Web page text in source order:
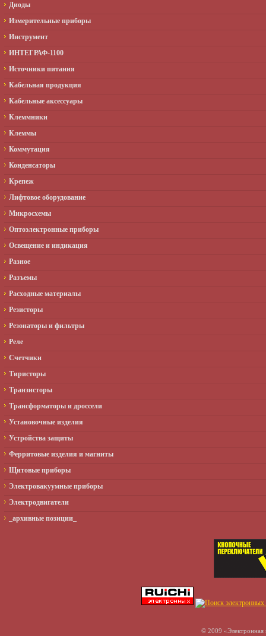
Диоды
Измерительные приборы
Инструмент
ИНТЕГРАФ-1100
Источники питания
Кабельная продукция
Кабельные аксессуары
Клеммники
Клеммы
Коммутация
Конденсаторы
Крепеж
Лифтовое оборудование
Микросхемы
Оптоэлектронные приборы
Освещение и индикация
Разное
Разъемы
Расходные материалы
Резисторы
Резонаторы и фильтры
Реле
Счетчики
Тиристоры
Транзисторы
Трансформаторы и дроссели
Установочные изделия
Устройства защиты
Ферритовые изделия и магниты
Щитовые приборы
Электровакуумные приборы
Электродвигатели
_архивные позиции_
© 2009